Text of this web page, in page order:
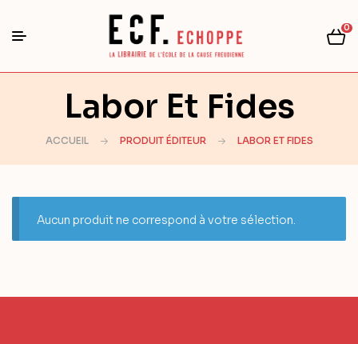
0
Labor Et Fides
ACCUEIL PRODUIT ÉDITEUR LABOR ET FIDES
Aucun produit ne correspond à votre sélection.